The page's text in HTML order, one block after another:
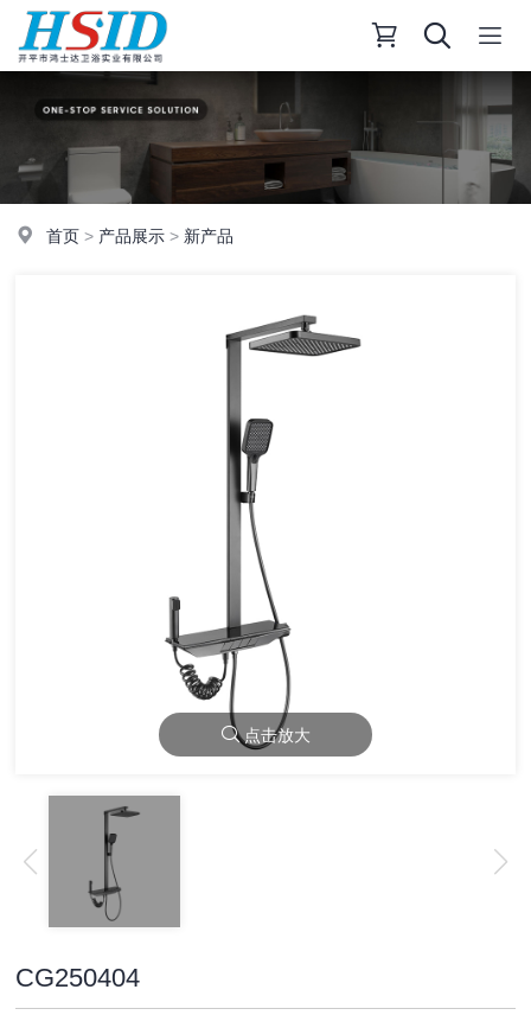
首页 > 产品展示 > 新产品
点击放大
CG250404